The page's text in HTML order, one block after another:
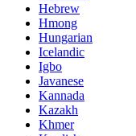
Hebrew
Hmong
Hungarian
Icelandic
Igbo
Javanese
Kannada
Kazakh
Khmer